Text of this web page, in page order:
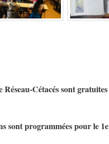
Réseau-Cétacés sont
sont programmées pour le